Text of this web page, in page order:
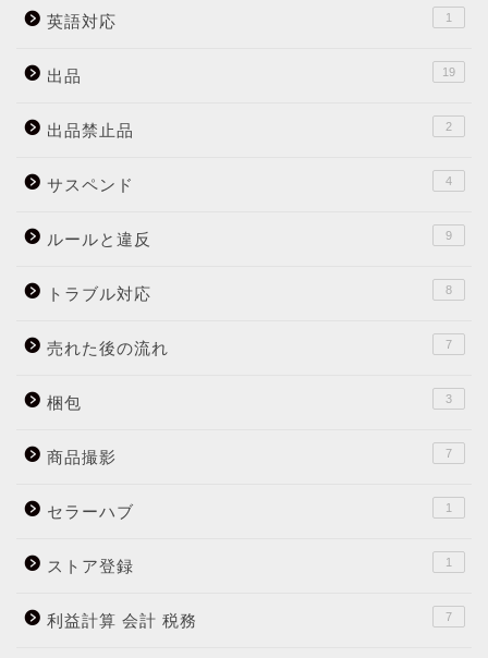
英語対応 1
出品 19
出品禁止品 2
サスペンド 4
ルールと違反 9
トラブル対応 8
売れた後の流れ 7
梱包 3
商品撮影 7
セラーハブ 1
ストア登録 1
利益計算 会計 税務 7